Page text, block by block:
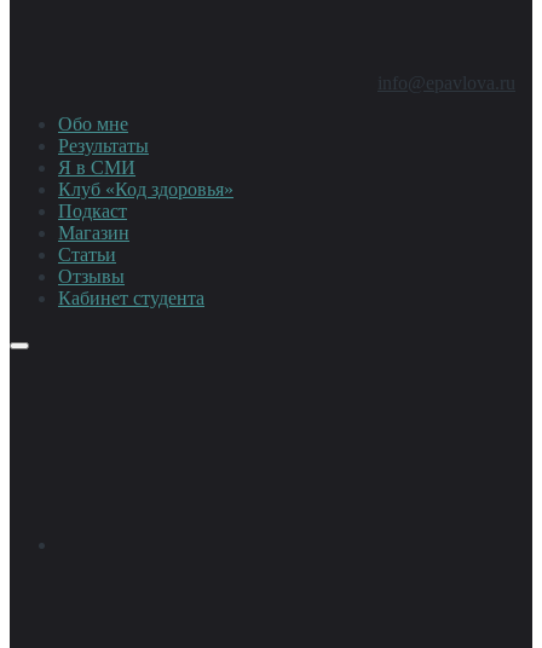
info@epavlova.ru
Обо мне
Результаты
Я в СМИ
Клуб «Код здоровья»
Подкаст
Магазин
Статьи
Отзывы
Кабинет студента